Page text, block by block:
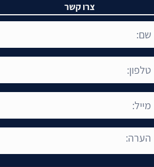
צרו קשר